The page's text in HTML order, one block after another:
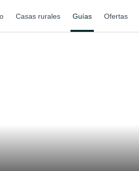
Casas rurales Guías Ofertas